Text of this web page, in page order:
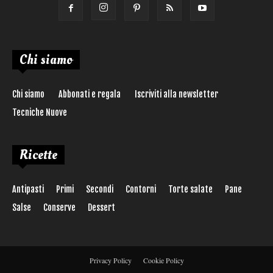
Chi siamo
Chi siamo Abbonati e regala
Iscriviti alla newsletter
Tecniche Nuove
Ricette
Antipasti Primi Secondi Contorni Torte salate
Pane
Salse
Conserve Dessert
Privacy Policy Cookie Policy